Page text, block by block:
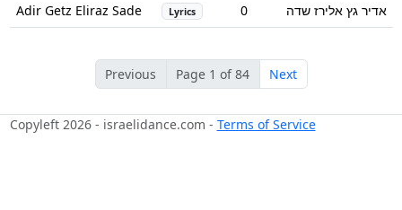
Adir Getz Eliraz Sade
Lyrics 0 אדיר גץ אלירז שדה
Previous Page 1 of 84 Next
Copyleft 2026 - israelidance.com - Terms of Service